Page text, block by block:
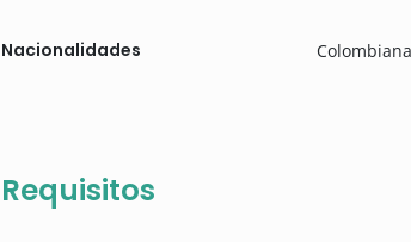
Nacionalidades Colombiana
Requisitos